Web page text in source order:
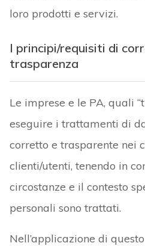
loro prodotti e servizi.
I principi/requisiti di
trasparenza
Le imprese e le PA, quali
eseguire i trattamenti di
corretto e trasparente nei
clienti/utenti, tenendo in
circostanze e il contesto
personali sono trattati.
Nell’applicazione di